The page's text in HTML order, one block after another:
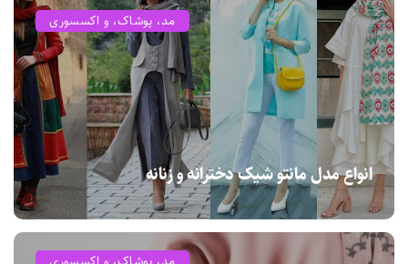
مد، پوشاک، و اکسسوری
انواع مدل مانتو شیک دخترانه و زنانه